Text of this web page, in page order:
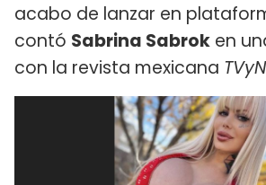
acabo de lanzar en
contó Sabrina Sabrok en
con la revista mexicana